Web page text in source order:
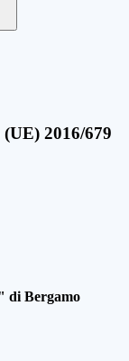
2016/679
di Bergamo